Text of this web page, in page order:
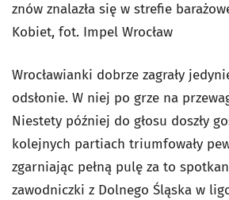
znów znalazła się w strefie
Kobiet, fot. Impel Wrocław
Wrocławianki dobrze zagrały
odsłonie. W niej po grze na
Niestety później do głosu doszły
kolejnych partiach triumfowały
zgarniając pełną pulę za to
zawodniczki z Dolnego Śląska w